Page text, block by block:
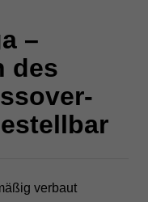
–
des
verbaut